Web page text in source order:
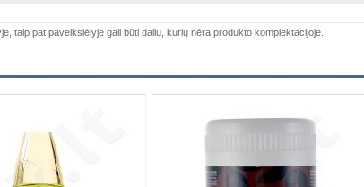
taip pat paveikslėlyje gali būti dalių, kurių nėra produkto komplektacijoje.